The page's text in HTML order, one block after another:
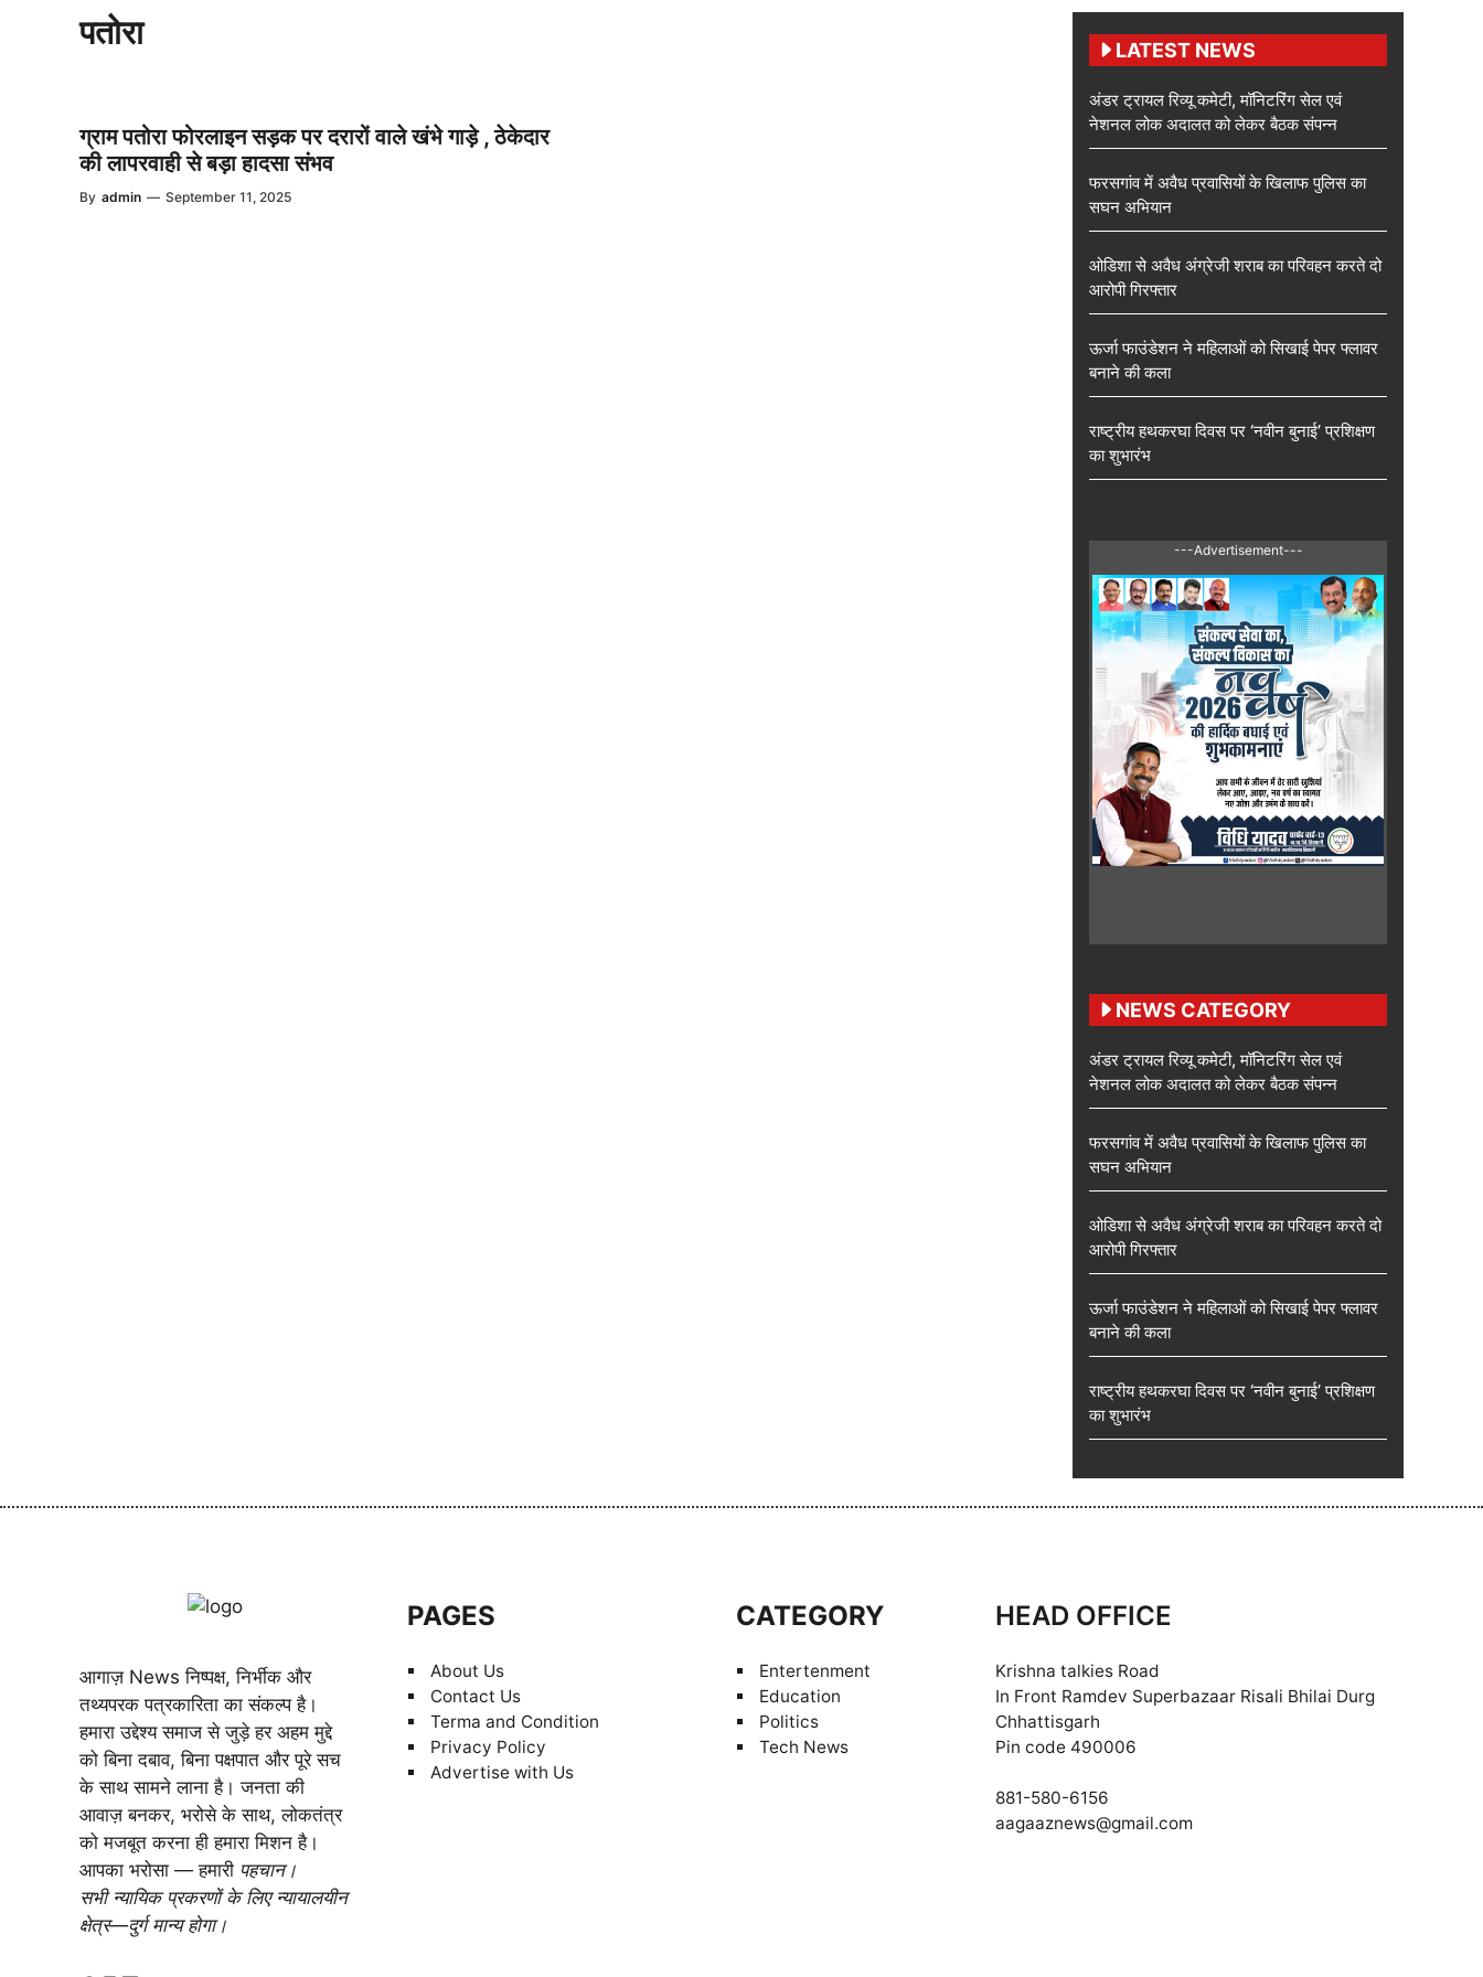
पतोरा
ग्राम पतोरा फोरलाइन सड़क पर दरारों वाले खंभे गाड़े , ठेकेदार
की लापरवाही से बड़ा हादसा संभव
By admin — September 11, 2025
LATEST NEWS
अंडर ट्रायल रिव्यू कमेटी, मॉनिटरिंग सेल एवं
नेशनल लोक अदालत को लेकर बैठक संपन्न
फरसगांव में अवैध प्रवासियों के खिलाफ पुलिस का
सघन अभियान
ओडिशा से अवैध अंग्रेजी शराब का परिवहन करते दो
आरोपी गिरफ्तार
ऊर्जा फाउंडेशन ने महिलाओं को सिखाई पेपर फ्लावर
बनाने की कला
राष्ट्रीय हथकरघा दिवस पर ‘नवीन बुनाई’ प्रशिक्षण
का शुभारंभ
---Advertisement---
NEWS CATEGORY
अंडर ट्रायल रिव्यू कमेटी, मॉनिटरिंग सेल एवं
नेशनल लोक अदालत को लेकर बैठक संपन्न
फरसगांव में अवैध प्रवासियों के खिलाफ पुलिस का
सघन अभियान
ओडिशा से अवैध अंग्रेजी शराब का परिवहन करते दो
आरोपी गिरफ्तार
ऊर्जा फाउंडेशन ने महिलाओं को सिखाई पेपर फ्लावर
बनाने की कला
राष्ट्रीय हथकरघा दिवस पर ‘नवीन बुनाई’ प्रशिक्षण
का शुभारंभ
आगाज़ News निष्पक्ष, निर्भीक और
तथ्यपरक पत्रकारिता का संकल्प है।
हमारा उद्देश्य समाज से जुड़े हर अहम मुद्दे
को बिना दबाव, बिना पक्षपात और पूरे सच
के साथ सामने लाना है। जनता की
आवाज़ बनकर, भरोसे के साथ, लोकतंत्र
को मजबूत करना ही हमारा मिशन है।
आपका भरोसा — हमारी पहचान।
सभी न्यायिक प्रकरणों के लिए न्यायालयीन
क्षेत्र—दुर्ग मान्य होगा।
PAGES
About Us
Contact Us
Terma and Condition
Privacy Policy
Advertise with Us
CATEGORY
Entertenment
Education
Politics
Tech News
HEAD OFFICE
Krishna talkies Road
In Front Ramdev Superbazaar Risali Bhilai Durg
Chhattisgarh
Pin code 490006
881-580-6156
aagaaznews@gmail.com